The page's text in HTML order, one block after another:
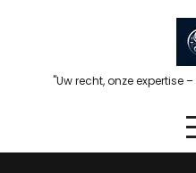
"Uw recht, onze expertise